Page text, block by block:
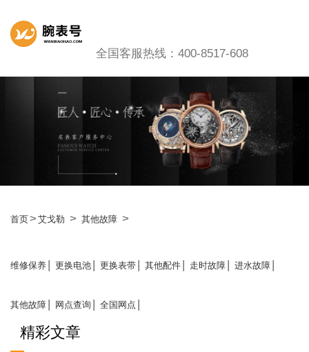
全国客服热线：400-8517-608
首页> 艾戈勒 > 其他故障 >
维修保养 | 更换电池 | 更换表带 | 其他配件 | 走时故障 | 进水故障 |
其他故障 | 网点查询 | 全国网点 |
精彩文章